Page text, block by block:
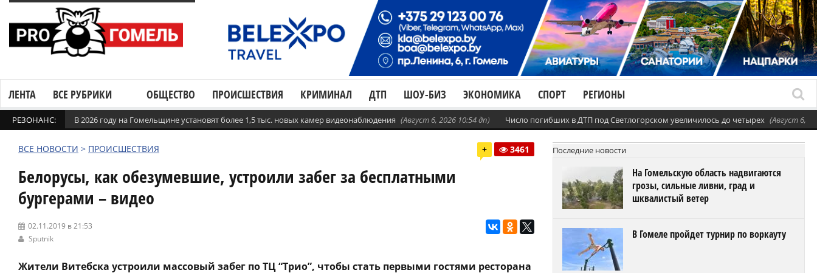
ЛЕНТА ВСЕ РУБРИКИ ОБЩЕСТВО ПРОИСШЕСТВИЯ КРИМИНАЛ ДТП ШОУ-БИЗ ЭКОНОМИКА СПОРТ РЕГИОНЫ
РЕЗОНАНС: В 2026 году на Гомельщине установят более 1,5 тыс. новых камер видеонаблюдения (Август 6, 2026 10:54 дп) Число погибших в ДТП под Светлогорском увеличилось до четырех (Август 6,
ВСЕ НОВОСТИ > ПРОИСШЕСТВИЯ + 3461
Белорусы, как обезумевшие, устроили забег за бесплатными
бургерами – видео
02.11.2019 в 21:53
Sputnik
Жители Витебска устроили массовый забег по ТЦ “Трио”, чтобы стать первыми гостями ресторана
Последние новости
На Гомельскую область надвигаются
грозы, сильные ливни, град и
шквалистый ветер
В Гомеле пройдет турнир по воркауту